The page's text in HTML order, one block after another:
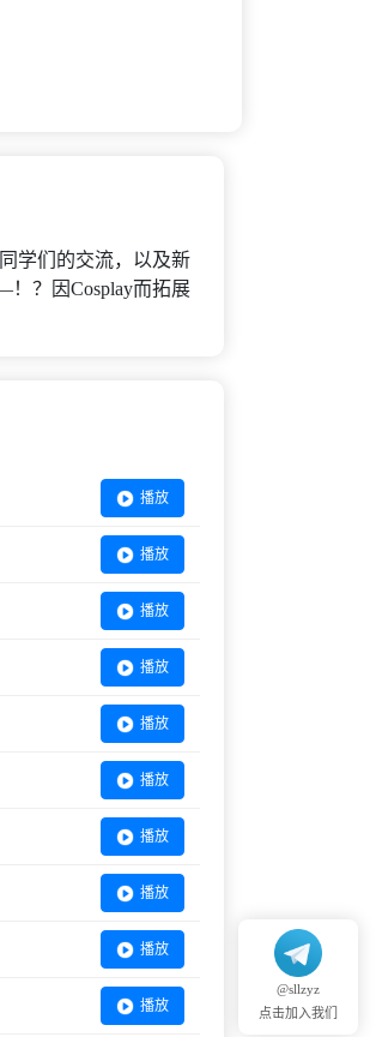
学们的交流，以及新
？因Cosplay而拓展
播放
播放
播放
播放
播放
播放
播放
播放
播放
播放
@sllzyz
点击加入我们